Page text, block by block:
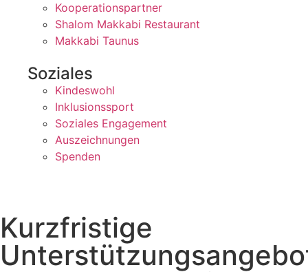
Kooperationspartner
Shalom Makkabi Restaurant
Makkabi Taunus
Soziales
Kindeswohl
Inklusionssport
Soziales Engagement
Auszeichnungen
Spenden
Kurzfristige